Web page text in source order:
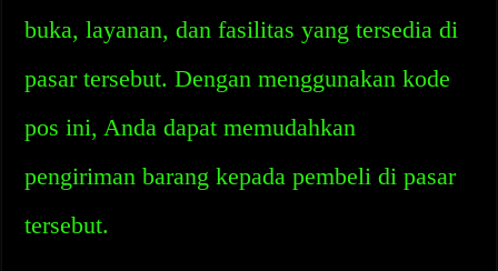
buka, layanan, dan fasilitas yang tersedia di
pasar tersebut. Dengan menggunakan kode
pos ini, Anda dapat memudahkan
pengiriman barang kepada pembeli di pasar
tersebut.